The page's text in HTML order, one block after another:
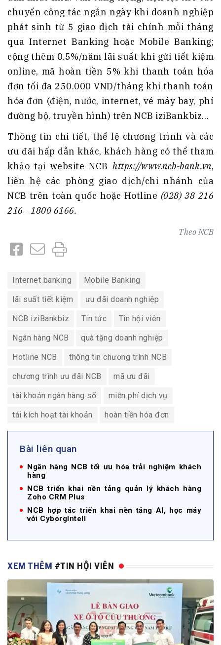
chuyến công tác ngắn ngày khi doanh nghiệp
phát sinh từ 5 giao dịch tài chính mỗi tháng
qua Internet Banking hoặc Mobile Banking;
cộng thêm 0.5%/năm lãi suất khi gửi tiết kiệm
online, mã hoàn tiền 5% khi thanh toán hóa
đơn tối đa 250.000 VND/tháng khi thanh toán
hóa đơn (điện, nước, internet, vé máy bay, phí
đường bộ, truyền hình) trên NCB iziBankbiz…
Thông tin chi tiết, thể lệ chương trình và các
ưu đãi hấp dẫn khác, khách hàng có thể tham
khảo tại website NCB https://www.ncb-bank.vn,
liên hệ các phòng giao dịch/chi nhánh của
NCB trên toàn quốc hoặc Hotline (028) 38 216
216 - 1800 6166.
TheoNCB
Internet banking Mobile Banking
lãi suất tiết kiệm ưu đãi doanh nghiệp
NCB iziBankbiz Tin tức Tin hội viên
Ngân hàng NCB quà tặng doanh nghiệp
Hotline NCB thông tin chương trình NCB
chương trình ưu đãi NCB mã ưu đãi
tài khoản ngân hàng số miễn phí dịch vụ
tái kích hoạt tài khoản hoàn tiền hóa đơn
Bài liên quan
Ngân hàng NCB tối ưu hóa trải nghiệm khách
hàng
NCB triển khai nền tảng quản lý khách hàng
Zoho CRM Plus
NCB hợp tác triển khai nền tảng AI, học máy
với CyborgIntell
XEM THÊM #TIN HỘI VIÊN